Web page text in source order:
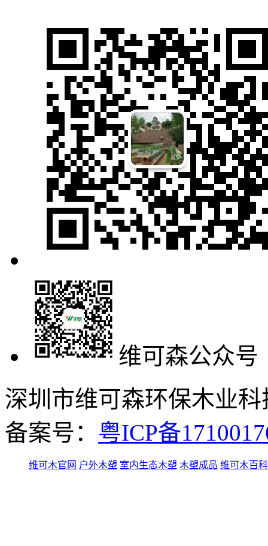
维可森公众号
深圳市维可森环保木业
备案号： 粤ICP备
维可木官网 户外木塑 室内生态木塑 木塑成品 维可木百科